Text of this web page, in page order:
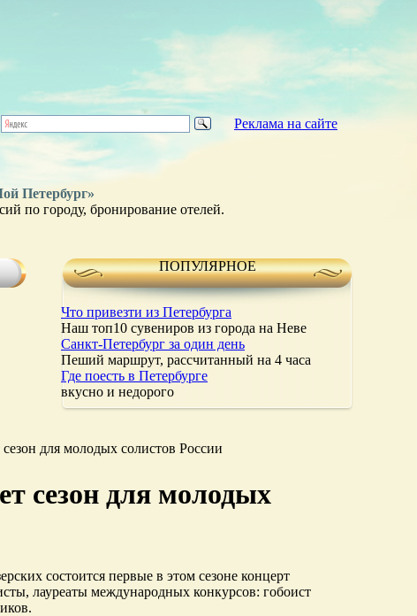
Реклама на сайте
Петербург»
по городу, бронирование отелей.
ПОПУЛЯРНОЕ
Что привезти из Петербурга
Наш топ10 сувениров из города на Неве
Санкт-Петербург за один день
Пеший маршрут, рассчитанный на 4 часа
Где поесть в Петербурге
вкусно и недорого
для молодых солистов России
сезон для молодых
состоится первые в этом сезоне концерт
лауреаты международных конкурсов: гобоист